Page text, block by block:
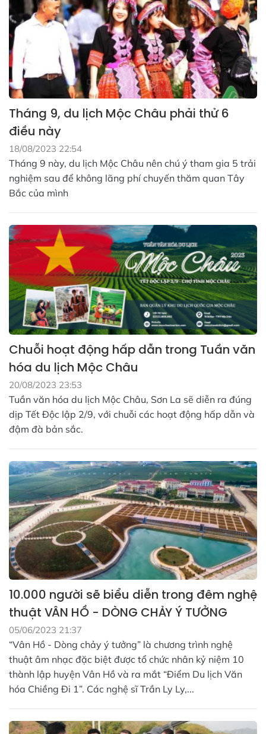
Tháng 9, du lịch Mộc Châu phải thử 6
điều này
18/08/2023 22:54
Tháng 9 này, du lịch Mộc Châu nên chú ý tham gia 5 trải
nghiệm sau để không lãng phí chuyến thăm quan Tây
Bắc của mình
Chuỗi hoạt động hấp dẫn trong Tuần văn
hóa du lịch Mộc Châu
20/08/2023 23:53
Tuần văn hóa du lịch Mộc Châu, Sơn La sẽ diễn ra đúng
dịp Tết Độc lập 2/9, với chuỗi các hoạt động hấp dẫn và
đậm đà bản sắc.
10.000 người sẽ biểu diễn trong đêm nghệ
thuật VÂN HỒ - DÒNG CHẢY Ý TƯỞNG
05/06/2023 21:37
“Vân Hồ - Dòng chảy ý tưởng” là chương trình nghệ
thuật âm nhạc đặc biệt được tổ chức nhân kỷ niệm 10
thành lập huyện Vân Hồ và ra mắt “Điểm Du lịch Văn
hóa Chiềng Đi 1”. Các nghệ sĩ Trần Ly Ly,...